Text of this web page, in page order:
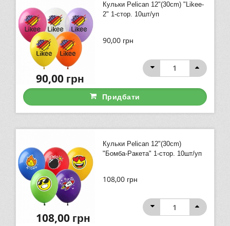
Кульки Pelican 12"(30сm) "Likee-
2" 1-стор. 10шт/уп
90,00 грн
90,00грн
Придбати
Кульки Pelican 12"(30сm)
"Бомба-Ракета" 1-стор. 10шт/уп
108,00 грн
108,00грн